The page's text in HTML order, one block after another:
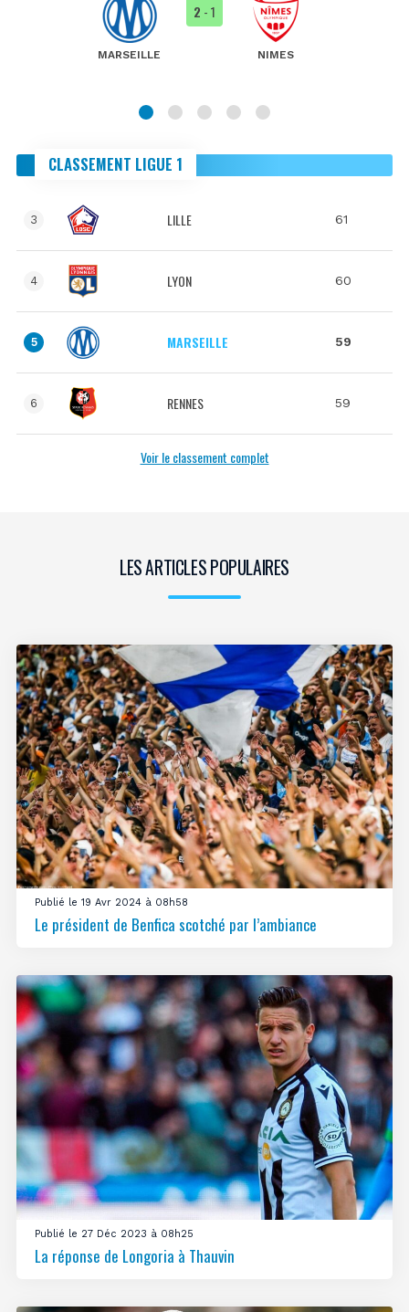
MARSEILLE
2 - 1
NIMES
CLASSEMENT LIGUE 1
3 LILLE 61
4 LYON 60
5 MARSEILLE 59
6 RENNES 59
Voir le classement complet
LES ARTICLES POPULAIRES
Publié le 19 Avr 2024 à 08h58
Le président de Benfica scotché par l’ambiance
Publié le 27 Déc 2023 à 08h25
La réponse de Longoria à Thauvin